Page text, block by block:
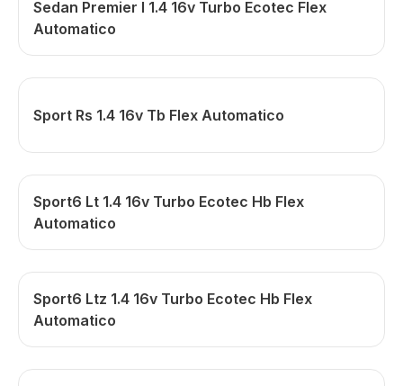
Sedan Premier I 1.4 16v Turbo Ecotec Flex
Automatico
Sport Rs 1.4 16v Tb Flex Automatico
Sport6 Lt 1.4 16v Turbo Ecotec Hb Flex
Automatico
Sport6 Ltz 1.4 16v Turbo Ecotec Hb Flex
Automatico